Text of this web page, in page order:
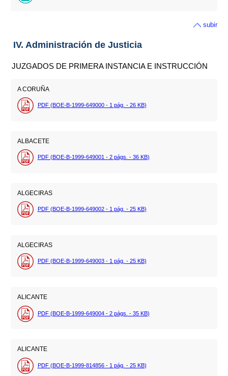
subir
IV. Administración de Justicia
JUZGADOS DE PRIMERA INSTANCIA E INSTRUCCIÓN
A CORUÑA
PDF (BOE-B-1999-649000 - 1 pág. - 26 KB)
ALBACETE
PDF (BOE-B-1999-649001 - 2 págs. - 36 KB)
ALGECIRAS
PDF (BOE-B-1999-649002 - 1 pág. - 25 KB)
ALGECIRAS
PDF (BOE-B-1999-649003 - 1 pág. - 25 KB)
ALICANTE
PDF (BOE-B-1999-649004 - 2 págs. - 35 KB)
ALICANTE
PDF (BOE-B-1999-814856 - 1 pág. - 25 KB)